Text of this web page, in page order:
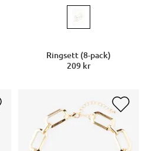
Ringsett (8-pack)
209 kr